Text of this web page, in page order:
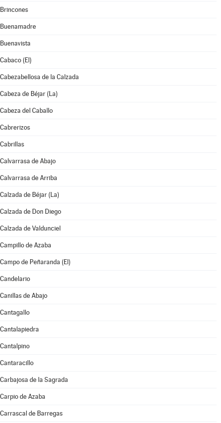
Brincones
Buenamadre
Buenavista
Cabaco (El)
Cabezabellosa de la Calzada
Cabeza de Béjar (La)
Cabeza del Caballo
Cabrerizos
Cabrillas
Calvarrasa de Abajo
Calvarrasa de Arriba
Calzada de Béjar (La)
Calzada de Don Diego
Calzada de Valdunciel
Campillo de Azaba
Campo de Peñaranda (El)
Candelario
Canillas de Abajo
Cantagallo
Cantalapiedra
Cantalpino
Cantaracillo
Carbajosa de la Sagrada
Carpio de Azaba
Carrascal de Barregas